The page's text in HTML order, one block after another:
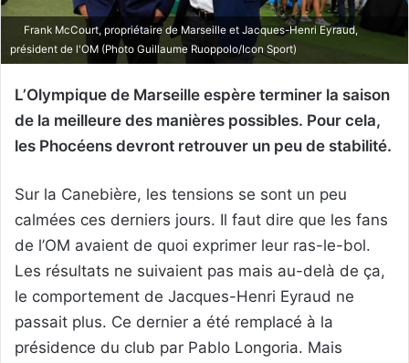
Frank McCourt, propriétaire de Marseille et Jacques-Henri Eyraud,
président de l'OM (Photo Guillaume Ruoppolo/Icon Sport)
L’Olympique de Marseille espère terminer la saison
de la meilleure des manières possibles. Pour cela,
les Phocéens devront retrouver un peu de stabilité.
Sur la Canebière, les tensions se sont un peu
calmées ces derniers jours. Il faut dire que les fans
de l’OM avaient de quoi exprimer leur ras-le-bol.
Les résultats ne suivaient pas mais au-delà de ça,
le comportement de Jacques-Henri Eyraud ne
passait plus. Ce dernier a été remplacé à la
présidence du club par Pablo Longoria. Mais